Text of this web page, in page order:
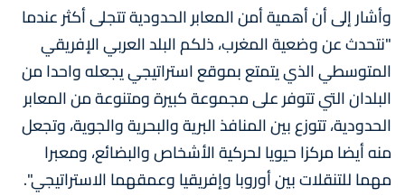
وأشار إلى أن أهمية أمن المعابر الحدودية تتجلى أكثر عندما
"نتحدث عن وضعية المغرب، ذلكم البلد العربي الإفريقي
المتوسطي الذي يتمتع بموقع استراتيجي يجعله واحدا من
البلدان التي تتوفر على مجموعة كبيرة ومتنوعة من المعابر
الحدودية، تتوزع بين المنافذ البرية والبحرية والجوية، وتجعل
منه أيضا مركزا حيويا لحركية الأشخاص والبضائع، ومعبرا
مهما للتنقلات بين أوروبا وإفريقيا وعمقهما الاستراتيجي".